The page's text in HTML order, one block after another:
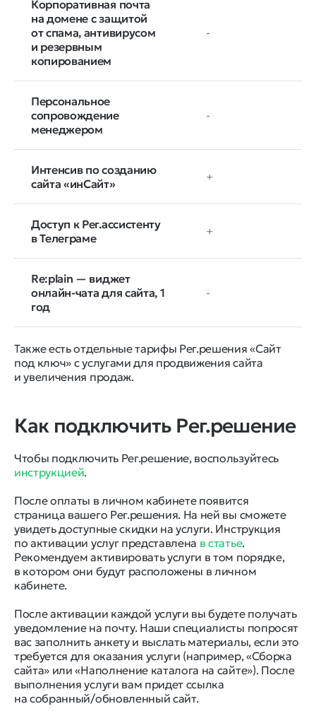
Корпоративная почта
на домене с защитой
от спама, антивирусом
и резервным
копированием
-
Персональное
сопровождение
менеджером
-
Интенсив по созданию
сайта «инСайт»
+
Доступ к Рег.ассистенту
в Телеграме
+
Re:plain — виджет
онлайн-чата для сайта, 1
год
-
Также есть отдельные тарифы Рег.решения «Сайт
под ключ» с услугами для продвижения сайта
и увеличения продаж.
Как подключить Рег.решение
Чтобы подключить Рег.решение, воспользуйтесь
инструкцией.
После оплаты в личном кабинете появится
страница вашего Рег.решения. На ней вы сможете
увидеть доступные скидки на услуги. Инструкция
по активации услуг представлена в статье.
Рекомендуем активировать услуги в том порядке,
в котором они будут расположены в личном
кабинете.
После активации каждой услуги вы будете получать
уведомление на почту. Наши специалисты попросят
вас заполнить анкету и выслать материалы, если это
требуется для оказания услуги (например, «Сборка
сайта» или «Наполнение каталога на сайте»). После
выполнения услуги вам придет ссылка
на собранный/обновленный сайт.